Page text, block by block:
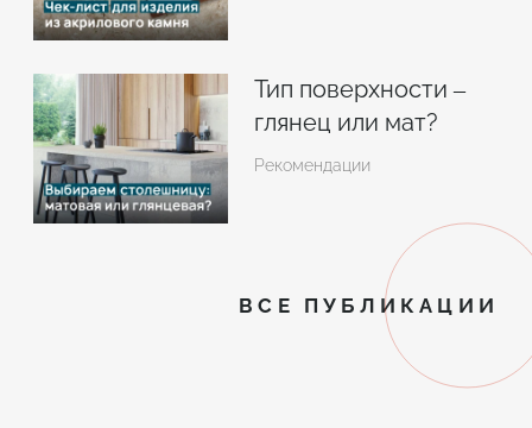
Тип поверхности –
глянец или мат?
Рекомендации
ВСЕ ПУБЛИКАЦИИ